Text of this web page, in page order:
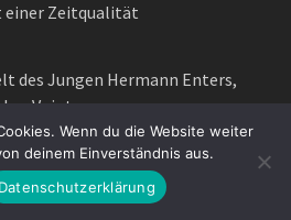
einer Zeitqualität
des Jungen Hermann Enters,
Voigt
– oder fotografieren“
sind 2025 gestorben
Wenn du die Website weiter
deinem Einverständnis aus.
Datenschutzerklärung